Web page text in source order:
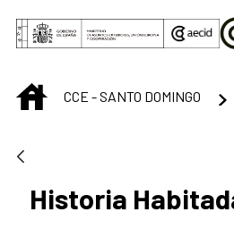
Saltar al contenido principal
INICIOCCE - SANTO DOMINGO
Historia